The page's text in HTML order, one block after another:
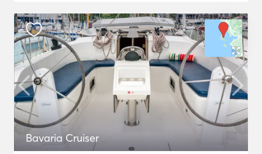
Bavaria Cruiser